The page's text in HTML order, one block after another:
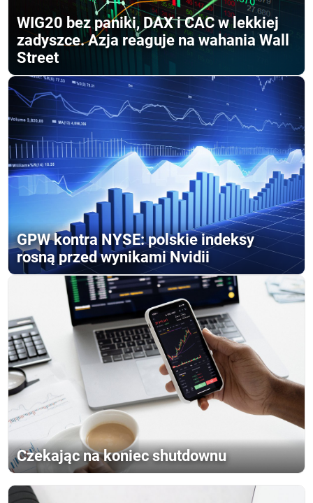
WIG20 bez paniki, DAX i CAC w lekkiej
zadyszce. Azja reaguje na wahania Wall
Street
GPW kontra NYSE: polskie indeksy
rosną przed wynikami Nvidii
Czekając na koniec shutdownu